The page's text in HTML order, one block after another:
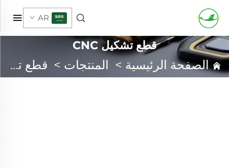
AR
قطع تشكيل CNC
الصفحة الرئيسية > المنتجات > قطع تشكيل CNC